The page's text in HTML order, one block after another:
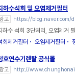
하수석회 및 오염제거필터
광고 https://blog.naver.com/
하수 석회 3단처리, 오염제거
회제거필터
오염제거필터
호연수기렌탈 공식몰
광고 http://